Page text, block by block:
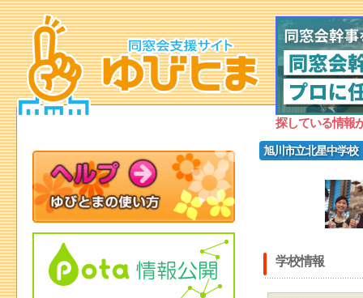
探している情報
旭川市立北星中学校
学校情報